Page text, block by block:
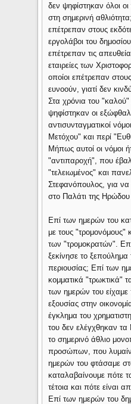
δεν ψηφίστηκαν όλοι
στη σημερινή
επέτρεπαν στους
εργολάβοι του
επέτρεπαν τις
εταιρείες των
οποίοι επέτρεπαν
ευνοούν, γιατί δεν
Στα χρόνια του
ψηφίστηκαν οι
αντισυνταγματικοί
Μετόχου" και περί
Μήπως αυτοί οι νόμοι
"αντιπαροχή", που
"τελειωμένος" και
Στεφανόπουλος, για να
στο Παλάτι της Ηρώδου
Επί των ημερών του
με τους "τρομονόμους"
των "τρομοκρατών".
ξεκίνησε το ξεπούλημα
περιουσίας; Επί των
κομματικά "τρωκτικά"
των ημερών του είχαμε
εξουσίας στην
έγκλημα του
του δεν ελέγχθηκαν
το σημερινό άθλιο
προσώπων, που
ημερών του φτάσαμε
καταλαβαίνουμε πότε
τέτοια και πότε είναι
Επί των ημερών του